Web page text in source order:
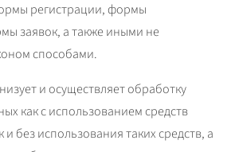
регистрации, формы
заявок, а также иными не
способами.
и осуществляет обработку
как с использованием средств
и без использования таких средств, а